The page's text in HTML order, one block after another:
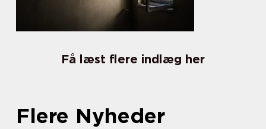
Få læst flere indlæg her
Flere Nyheder